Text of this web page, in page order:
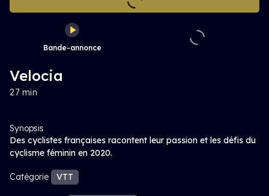
Bande-annonce
Velocia
27 min
Synopsis
Des cyclistes françaises racontent leur passion et les défis du
cyclisme féminin en 2020.
Catégorie VTT